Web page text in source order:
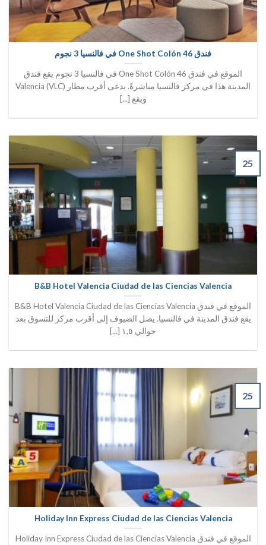
فندق One Shot Colón 46 في فالنسيا 3 نجوم
الموقع في فندق One Shot Colón 46 في فالنسيا 3 نجوم يقع فندق
المدينة هذا في مركز فالنسيا مباشرةً. يدعى أقرب مطار Valencia (VLC)
ويقع [...]
B&B Hotel Valencia Ciudad de las Ciencias Valencia
الموقع في فندق B&B Hotel Valencia Ciudad de las Ciencias Valencia
يقع فندق المدينة في فالنسيا. يصل الضيوف إلى أقرب مركز للتسوق بعد
حوالي ١,٥ [...]
25
Holiday Inn Express Ciudad de las Ciencias Valencia
الموقع في فندق Holiday Inn Express Ciudad de las Ciencias Valencia
25